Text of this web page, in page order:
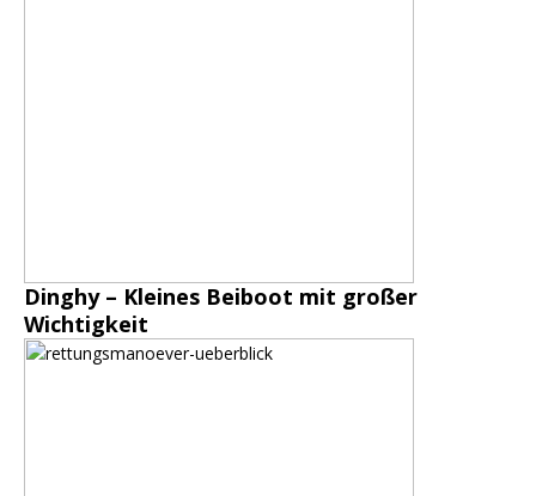
Dinghy – Kleines Beiboot mit großer
Wichtigkeit